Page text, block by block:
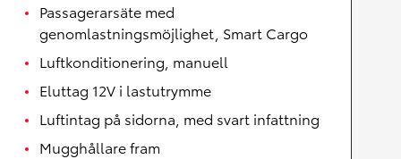
Passagerarsäte med
genomlastningsmöjlighet, Smart Cargo
Luftkonditionering, manuell
Eluttag 12V i lastutrymme
Luftintag på sidorna, med svart infattning
Mugghållare fram